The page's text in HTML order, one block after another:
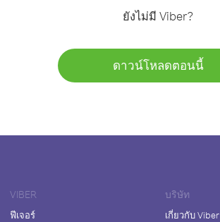
ยังไม่มี Viber?
ดาวน์โหลดตอนนี้
VIBER
ฟีเจอร์
บริษัท
เกี่ยวกับ Viber